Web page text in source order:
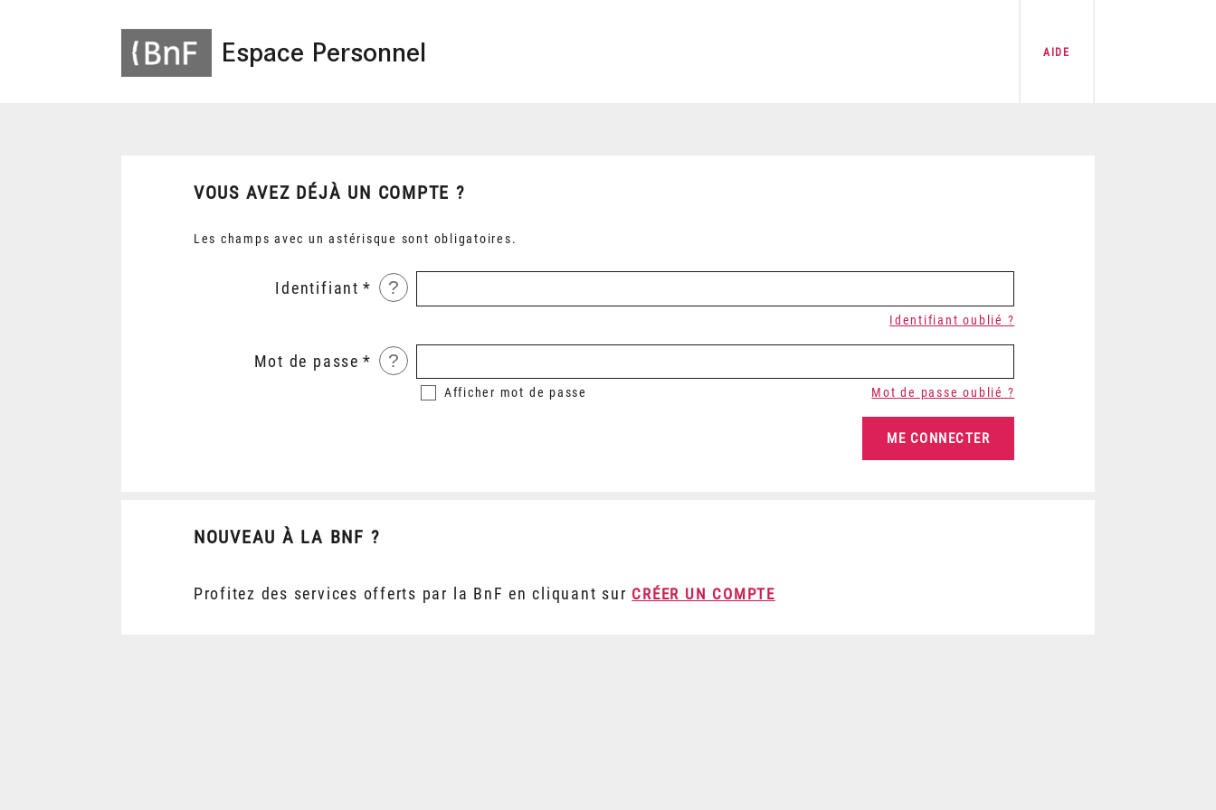
Espace Personnel AIDE
VOUS AVEZ DÉJÀ UN COMPTE ?
Les champs avec un astérisque sont obligatoires.
Identifiant ?
Identifiant oublié ?
Mot de passe ?
Afficher mot de passe Mot de passe oublié ?
NOUVEAU À LA BNF ?
Profitez des services offerts par la BnF en cliquant sur CRÉER UN COMPTE